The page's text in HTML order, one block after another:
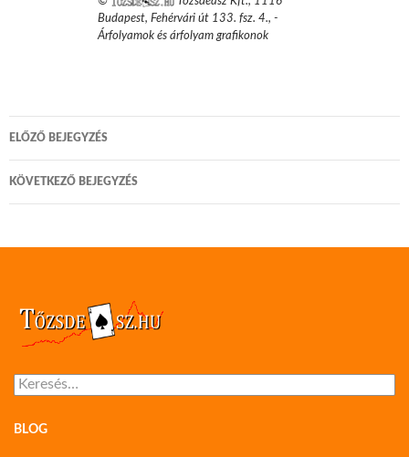
Budapest, Fehérvári út 133. fsz. 4., -
Árfolyamok és árfolyam grafikonok
Bejegyzés
navigáció
ELŐZŐ BEJEGYZÉS
KÖVETKEZŐ BEJEGYZÉS
Keresés:
BLOG